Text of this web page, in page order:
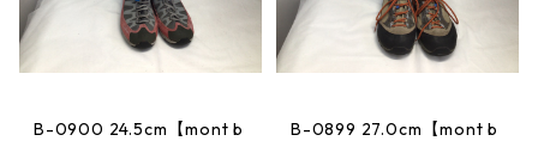
B-0900 24.5cm【mont b
B-0899 27.0cm【mont b